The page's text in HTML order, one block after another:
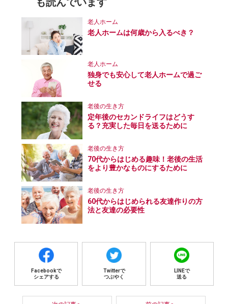
老人ホーム
老人ホームは何歳から入るべき？
老人ホーム
独身でも安心して老人ホームで過ご
せる
老後の生き方
定年後のセカンドライフはどうす
る？充実した毎日を送るために
老後の生き方
70代からはじめる趣味！老後の生活
をより豊かなものにするために
老後の生き方
60代からはじめられる友達作りの方
法と友達の必要性
Facebookで
シェアする
Twitterで
つぶやく
LINEで
送る